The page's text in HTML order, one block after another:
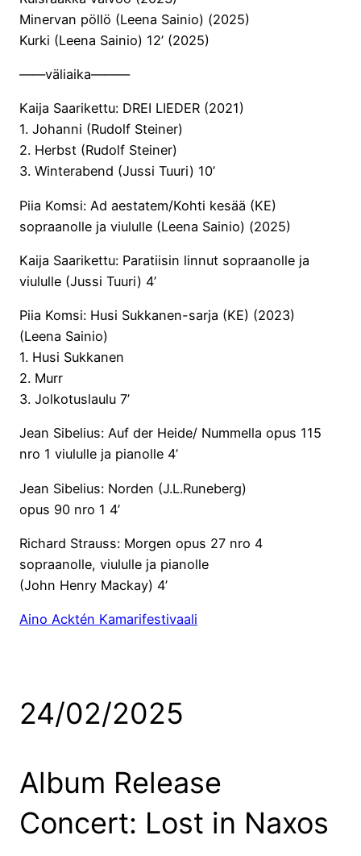
Minervan pöllö (Leena Sainio) (2025)
Kurki (Leena Sainio) 12’ (2025)
——väliaika———
Kaija Saarikettu: DREI LIEDER (2021)
1. Johanni (Rudolf Steiner)
2. Herbst (Rudolf Steiner)
3. Winterabend (Jussi Tuuri) 10’
Piia Komsi: Ad aestatem/Kohti kesää (KE)
sopraanolle ja viululle (Leena Sainio) (2025)
Kaija Saarikettu: Paratiisin linnut sopraanolle ja
viululle (Jussi Tuuri) 4’
Piia Komsi: Husi Sukkanen-sarja (KE) (2023)
(Leena Sainio)
1. Husi Sukkanen
2. Murr
3. Jolkotuslaulu 7’
Jean Sibelius: Auf der Heide/ Nummella opus 115
nro 1 viululle ja pianolle 4’
Jean Sibelius: Norden (J.L.Runeberg)
opus 90 nro 1 4’
Richard Strauss: Morgen opus 27 nro 4
sopraanolle, viululle ja pianolle
(John Henry Mackay) 4’
Aino Acktén Kamarifestivaali
24/02/2025
Album Release
Concert: Lost in Naxos